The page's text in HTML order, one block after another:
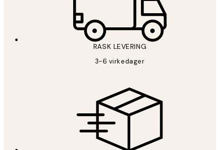
RASK LEVERING
3-6 virkedager